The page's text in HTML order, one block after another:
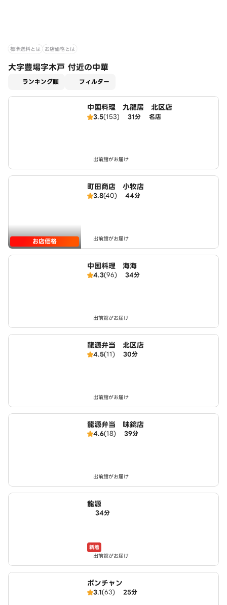
標準送料とは お店価格とは
大字豊場字木戸 付近の中華
ランキング順 フィルター
中国料理 九龍居 北区店
3.5(153) 31分 名店
出前館がお届け
お店価格
町田商店 小牧店
3.8(40) 44分
出前館がお届け
中国料理 海海
4.3(96) 34分
出前館がお届け
龍源弁当 北区店
4.5(11) 30分
出前館がお届け
龍源弁当 味鋺店
4.6(18) 39分
出前館がお届け
龍源
34分
新着
出前館がお届け
ポンチャン
3.1(63) 25分